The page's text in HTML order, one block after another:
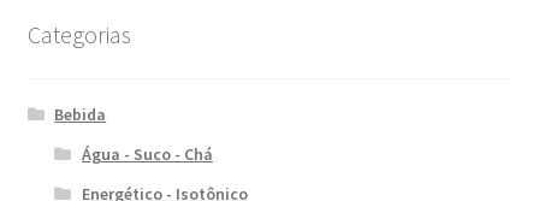
Categorias
Bebida
Água - Suco - Chá
Energético - Isotônico